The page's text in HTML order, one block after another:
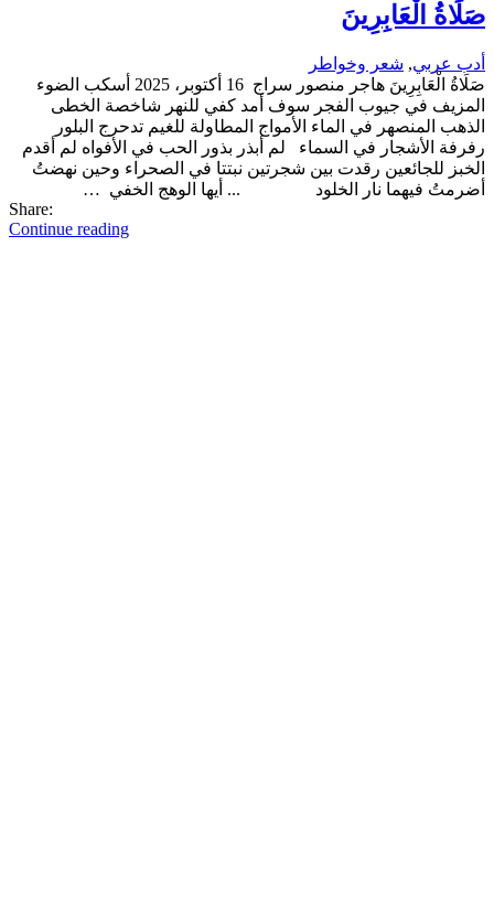
صَلَاةُ الْعَابِرِينَ
أدب عربي, شعر وخواطر
صَلَاةُ الْعَابِرِينَ هاجر منصور سراج 16 أكتوبر، 2025 أسكب الضوء
المزيف في جيوب الفجر سوف أمد كفي للنهر شاخصة الخطى
الذهب المنصهر في الماء الأمواج المطاولة للغيم تدحرج البلور
رفرفة الأشجار في السماء لم أبذر بذور الحب في الأفواه لم أقدم
الخبز للجائعين رقدت بين شجرتين نبتتا في الصحراء وحين نهضتُ
أضرمتُ فيهما نار الخلود ... أيها الوهج الخفي …
Share:
Continue reading